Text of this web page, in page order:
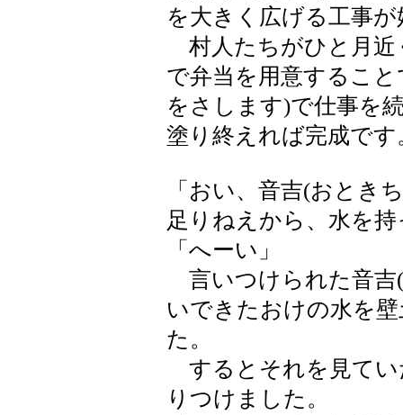
を大きく広げる工事
村人たちがひと月近
で弁当を用意するこ
をさします)で仕事を
塗り終えれば完成です
「おい、音吉(おとき
足りねえから、水を
「へーい」
言いつけられた音吉
いできたおけの水を
た。
するとそれを見てい
りつけました。